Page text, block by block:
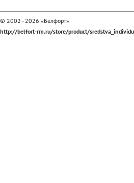
© 2002–2026 «Белфорт»
http://belfort-rm.ru/store/product/